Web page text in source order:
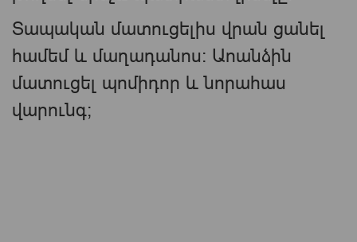
Տապական մատուցելիս վրան ցանել
համեմ և մաղադանոս։ Աոանձին
մատուցել պոմիդոր և նորահաս
վարունգ;